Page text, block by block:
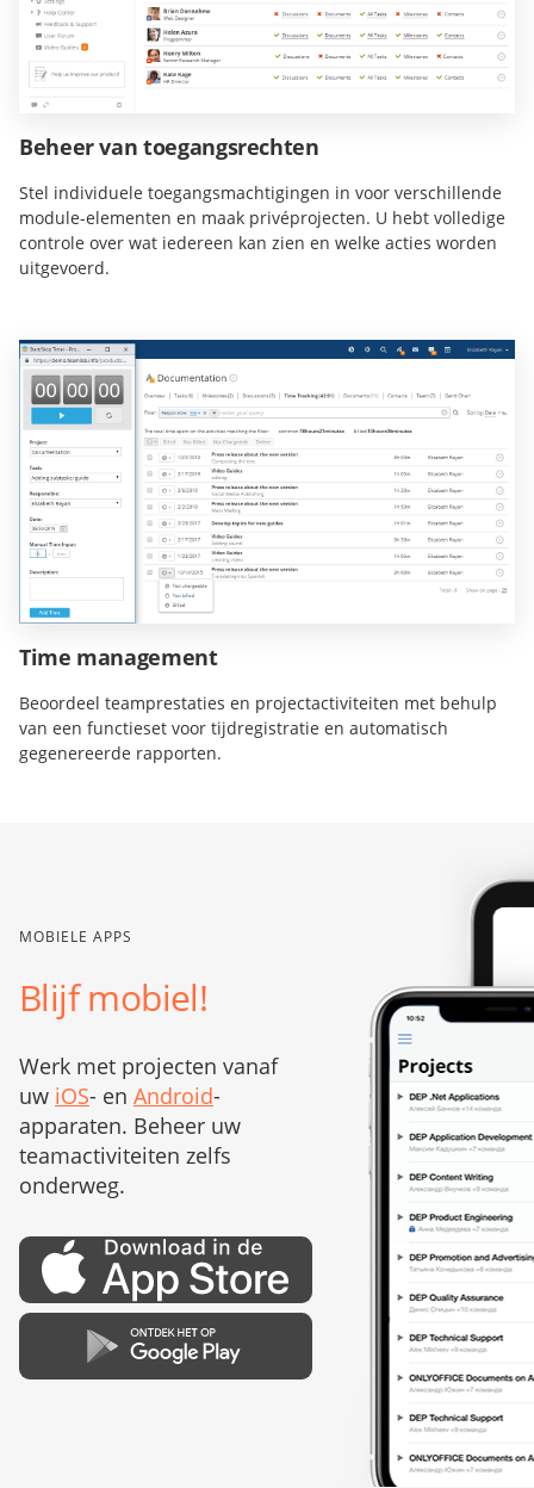
Beheer van toegangsrechten
Stel individuele toegangsmachtigingen in voor verschillende
module-elementen en maak privéprojecten. U hebt volledige
controle over wat iedereen kan zien en welke acties worden
uitgevoerd.
Time management
Beoordeel teamprestaties en projectactiviteiten met behulp
van een functieset voor tijdregistratie en automatisch
gegenereerde rapporten.
MOBIELE APPS
Blijf mobiel!
Werk met projecten vanaf
uw iOS- en Android-
apparaten. Beheer uw
teamactiviteiten zelfs
onderweg.